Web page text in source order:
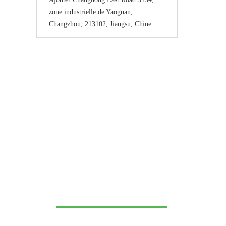
zone industrielle de Yaoguan,
Changzhou, 213102, Jiangsu, Chine.